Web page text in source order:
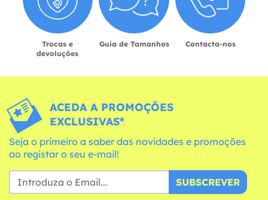
Trocas e
devoluções
Guia de Tamanhos Contacta-nos
ACEDA A PROMOÇÕES
EXCLUSIVAS*
Seja o primeiro a saber das novidades e promoções
ao registar o seu e-mail!
SUBSCREVER